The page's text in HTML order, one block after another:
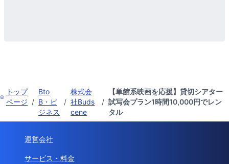
トップ
ページ /
Bto
B・ビ
ジネス
/
株式会
社Buds
cene
/
【単館系映画を応援】貸切シアター
試写会プラン1時間10,000円でレン
タル
運営会社
サービス・料金